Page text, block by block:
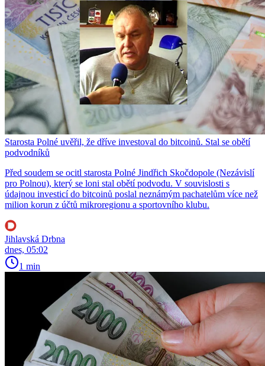
Starosta Polné uvěřil, že dříve investoval do bitcoinů. Stal se obětí
podvodníků
Před soudem se ocitl starosta Polné Jindřich Skočdopole (Nezávislí
pro Polnou), který se loni stal obětí podvodu. V souvislosti s
údajnou investicí do bitcoinů poslal neznámým pachatelům více než
milion korun z účtů mikroregionu a sportovního klubu.
Jihlavská Drbna
dnes, 05:02
1 min